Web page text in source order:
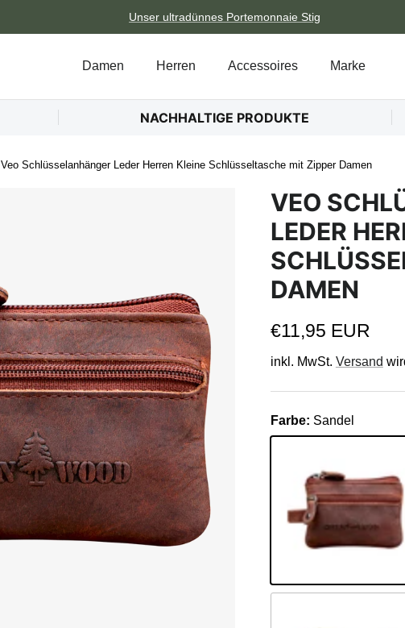
Unser ultradünnes Portemonnaie Stig
Damen Herren Accessoires Marke
NACHHALTIGE PRODUKTE
Veo Schlüsselanhänger Leder Herren Kleine Schlüsseltasche mit Zipper Damen
VEO
LEDER
DAMEN
Normaler Preis
€11,95 EUR
inkl. MwSt. Versand
Farbe: Sandel
Sandel